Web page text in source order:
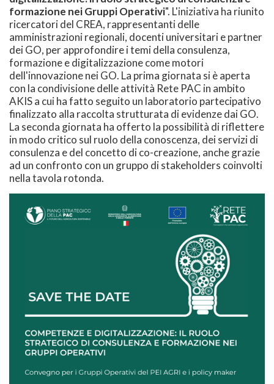
formazione nei Gruppi Operativi". L'iniziativa ha riunito
ricercatori del CREA, rappresentanti delle
amministrazioni regionali, docenti universitari e partner
dei GO, per approfondire i temi della consulenza,
formazione e digitalizzazione come motori
dell'innovazione nei GO. La prima giornata si è aperta
con la condivisione delle attività Rete PAC in ambito
AKIS a cui ha fatto seguito un laboratorio partecipativo
finalizzato alla raccolta strutturata di evidenze dai GO.
La seconda giornata ha offerto la possibilità di riflettere
in modo critico sul ruolo della conoscenza, dei servizi di
consulenza e del concetto di co-creazione, anche grazie
ad un confronto con un gruppo di stakeholders coinvolti
nella tavola rotonda.